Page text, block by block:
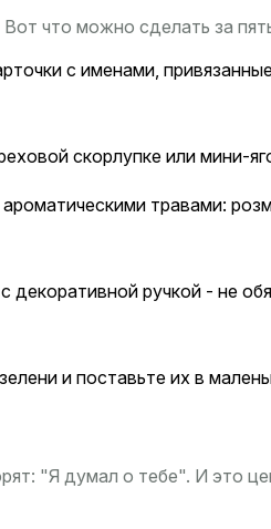
что можно сделать за
с именами,
скорлупке или мини-
травами:
ручкой - не
и поставьте их в
"Я думал о тебе". И это